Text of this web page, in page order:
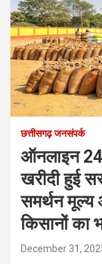
छत्तीसगढ़ जनसंपर्क
ऑनलाइन
खरीदी हुई
समर्थन मूल्य
किसानों का
December 31,